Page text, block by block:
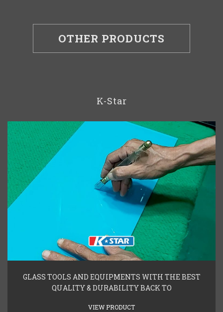
OTHER PRODUCTS
K-Star
GLASS TOOLS AND EQUIPMENTS WITH THE BEST
QUALITY & DURABILITY BACK TO
VIEW PRODUCT